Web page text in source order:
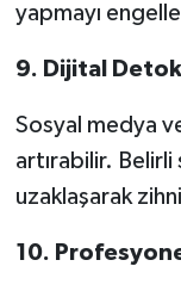
yapmayı
9. Dijital
Sosyal medya
artırabilir.
uzaklaşarak
10.